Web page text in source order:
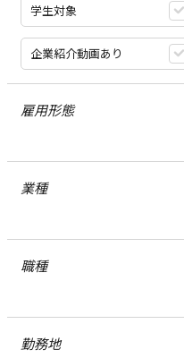
学生対象
企業紹介動画あり
雇用形態
業種
職種
勤務地